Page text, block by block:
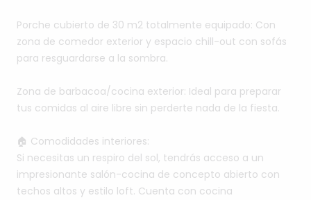
Porche cubierto de 30 m2 totalmente equipado: Con
zona de comedor exterior y espacio chill-out con sofás
para resguardarse a la sombra.
Zona de barbacoa​/​cocina exterior: Ideal para preparar
tus comidas al aire libre sin perderte nada de la fiesta.
🏠 Comodidades interiores:
Si necesitas un respiro del sol, tendrás acceso a un
impresionante salón-cocina de concepto abierto con
techos altos y estilo loft. Cuenta con cocina